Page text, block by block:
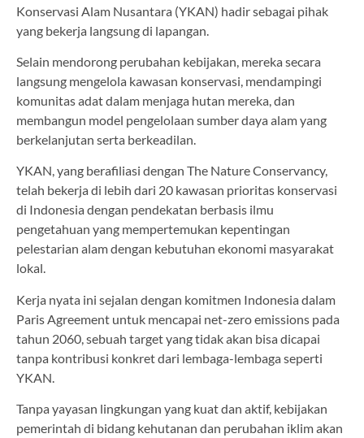
Konservasi Alam Nusantara (YKAN) hadir sebagai pihak
yang bekerja langsung di lapangan.
Selain mendorong perubahan kebijakan, mereka secara
langsung mengelola kawasan konservasi, mendampingi
komunitas adat dalam menjaga hutan mereka, dan
membangun model pengelolaan sumber daya alam yang
berkelanjutan serta berkeadilan.
YKAN, yang berafiliasi dengan The Nature Conservancy,
telah bekerja di lebih dari 20 kawasan prioritas konservasi
di Indonesia dengan pendekatan berbasis ilmu
pengetahuan yang mempertemukan kepentingan
pelestarian alam dengan kebutuhan ekonomi masyarakat
lokal.
Kerja nyata ini sejalan dengan komitmen Indonesia dalam
Paris Agreement untuk mencapai net-zero emissions pada
tahun 2060, sebuah target yang tidak akan bisa dicapai
tanpa kontribusi konkret dari lembaga-lembaga seperti
YKAN.
Tanpa yayasan lingkungan yang kuat dan aktif, kebijakan
pemerintah di bidang kehutanan dan perubahan iklim akan